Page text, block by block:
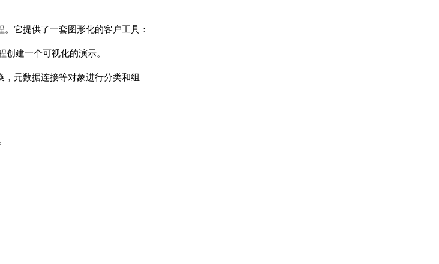
它提供了一套图形化的客户工具：
创建一个可视化的演示。
元数据连接等对象进行分类和组